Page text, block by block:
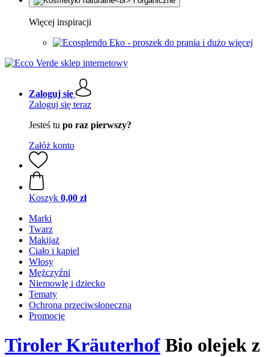
Więcej inspiracji
Eko - proszek do prania i dużo więcej
Zaloguj się
Zaloguj się teraz
Jesteś tu po raz pierwszy?
Załóż konto
Koszyk 0,00 zł
Marki
Twarz
Makijaż
Ciało i kąpiel
Włosy
Mężczyźni
Niemowlę i dziecko
Tematy
Ochrona przeciwsłoneczna
Promocje
Tiroler Kräuterhof Bio olejek z